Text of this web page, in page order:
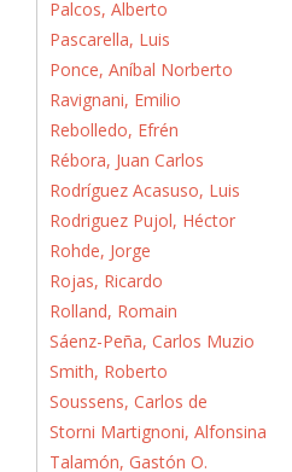
Palcos, Alberto
Pascarella, Luis
Ponce, Aníbal Norberto
Ravignani, Emilio
Rebolledo, Efrén
Rébora, Juan Carlos
Rodríguez Acasuso, Luis
Rodriguez Pujol, Héctor
Rohde, Jorge
Rojas, Ricardo
Rolland, Romain
Sáenz-Peña, Carlos Muzio
Smith, Roberto
Soussens, Carlos de
Storni Martignoni, Alfonsina
Talamón, Gastón O.